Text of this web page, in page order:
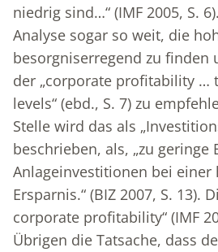
niedrig sind…“ (IMF 2005, S.
Analyse sogar so weit, die
besorgniserregend zu finden
der „corporate profitability …
levels“ (ebd., S. 7) zu
Stelle wird das als
beschrieben, als, „zu geringe
Anlageinvestitionen bei einer
Ersparnis.“ (BIZ 2007, S. 13).
corporate profitability“ (IMF
Übrigen die Tatsache, dass